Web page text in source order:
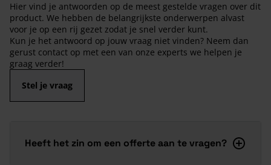
Hier vind je antwoorden op de meest gestelde vragen over dit
product. We hebben de belangrijkste onderwerpen alvast
voor je op een rij gezet zodat je snel verder kunt.
Kun je het antwoord op jouw vraag niet vinden? Neem dan
gerust contact op met een van onze experts we helpen je
graag verder!
Stel je vraag
Heeft het zin om een offerte aan te vragen?